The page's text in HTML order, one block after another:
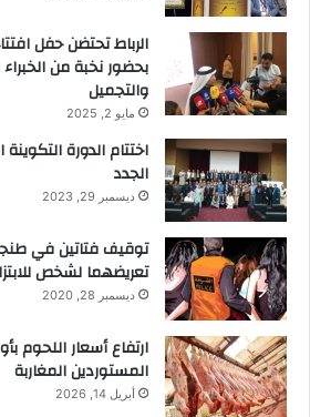
بحضور نخبة من
والتجميل
مايو 2, 2025
اختتام الدورة
الجدد
ديسمبر 29, 2023
توقيف فتاتين في
تعريضهما لشخص
ديسمبر 28, 2020
ارتفاع أسعار اللحوم
المستوردين المغاربة
أبريل 14, 2026